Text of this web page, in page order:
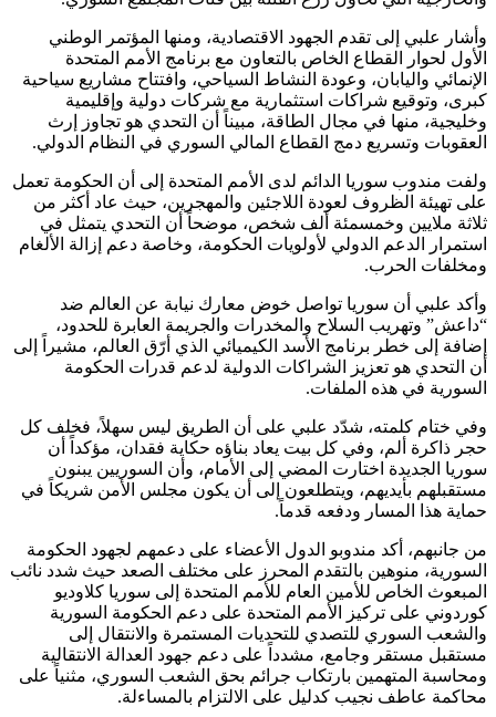
وأشار علبي إلى تقدم الجهود الاقتصادية، ومنها المؤتمر الوطني
الأول لحوار القطاع الخاص بالتعاون مع برنامج الأمم المتحدة
الإنمائي واليابان، وعودة النشاط السياحي، وافتتاح مشاريع سياحية
كبرى، وتوقيع شراكات استثمارية مع شركات دولية وإقليمية
وخليجية، منها في مجال الطاقة، مبيناً أن التحدي هو تجاوز إرث
العقوبات وتسريع دمج القطاع المالي السوري في النظام الدولي.
ولفت مندوب سوريا الدائم لدى الأمم المتحدة ‏إلى أن الحكومة تعمل
على تهيئة الظروف لعودة اللاجئين والمهجرين، حيث عاد أكثر من
ثلاثة ملايين وخمسمئة ألف شخص، موضحاً أن التحدي يتمثل في
استمرار الدعم الدولي لأولويات الحكومة، وخاصة دعم إزالة الألغام
ومخلفات الحرب.
وأكد علبي أن سوريا تواصل خوض معارك نيابة عن العالم ضد
“داعش” وتهريب السلاح والمخدرات والجريمة العابرة للحدود،
إضافة إلى خطر برنامج الأسد الكيميائي الذي أرّق العالم، مشيراً إلى
أن التحدي هو تعزيز الشراكات الدولية لدعم قدرات الحكومة
السورية في هذه الملفات.
وفي ختام كلمته، شدّد علبي على أن الطريق ليس سهلاً، فخلف كل
حجر ذاكرة ألم، وفي كل بيت يعاد بناؤه حكاية فقدان، مؤكداً أن
سوريا الجديدة اختارت المضي إلى الأمام، وأن السوريين يبنون
مستقبلهم بأيديهم، ويتطلعون إلى أن يكون مجلس الأمن شريكاً في
حماية هذا المسار ودفعه قدماً.
من جانبهم، أكد مندوبو الدول الأعضاء على دعمهم لجهود الحكومة
السورية، منوهين بالتقدم المحرز على مختلف الصعد حيث شدد نائب
المبعوث الخاص للأمين العام للأمم المتحدة إلى سوريا كلاوديو
كوردوني على تركيز الأمم المتحدة على دعم الحكومة السورية
والشعب السوري للتصدي للتحديات المستمرة والانتقال إلى
مستقبل مستقر وجامع، مشدداً على دعم جهود العدالة الانتقالية
ومحاسبة المتهمين بارتكاب جرائم بحق الشعب السوري، مثنياً على
محاكمة عاطف نجيب كدليل على الالتزام بالمساءلة.